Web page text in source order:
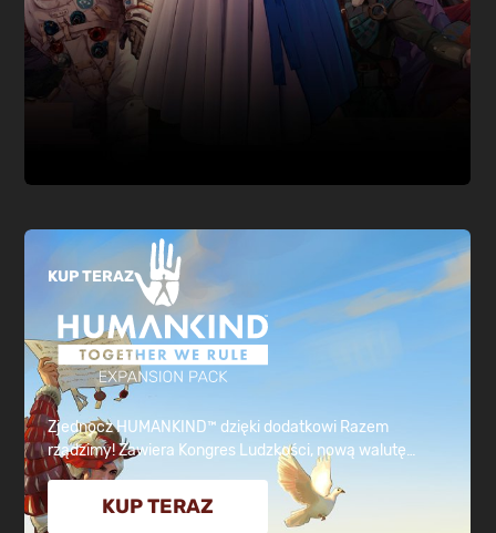
KUP TERAZ
Zjednocz HUMANKIND™ dzięki dodatkowi Razem
rządzimy! Zawiera Kongres Ludzkości, nową walutę
(dźwignię), nową dzielnicę ambasad odblokowującą
nowe działania między imperiami, trzy nowe jednostki, 6
nowych kultur z powinowactwami dyplomatycznymi i
KUP TERAZ